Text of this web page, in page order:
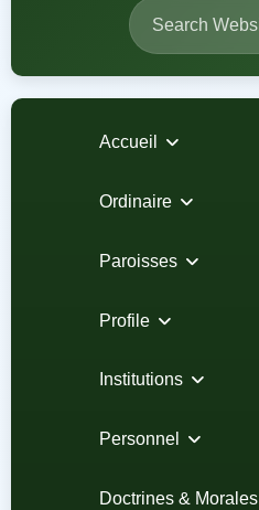
Accueil
Ordinaire
Paroisses
Profile
Institutions
Personnel
Doctrines & Morales